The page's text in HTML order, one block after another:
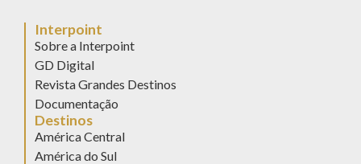
Interpoint
Sobre a Interpoint
GD Digital
Revista Grandes Destinos
Documentação
Destinos
América Central
América do Sul